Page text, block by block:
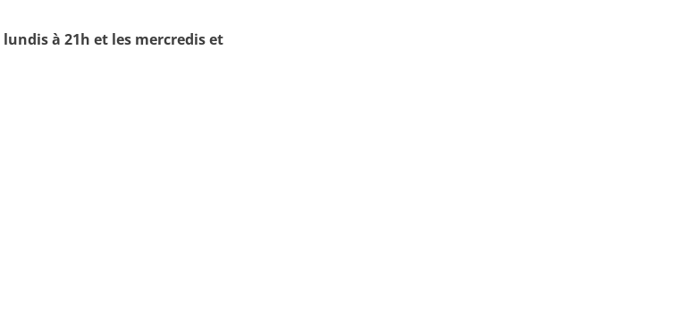
lundis à 21h et les mercredis et